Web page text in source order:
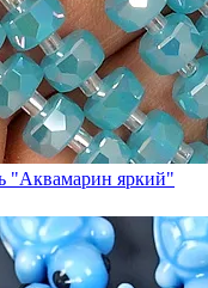
"Аквамарин яркий"